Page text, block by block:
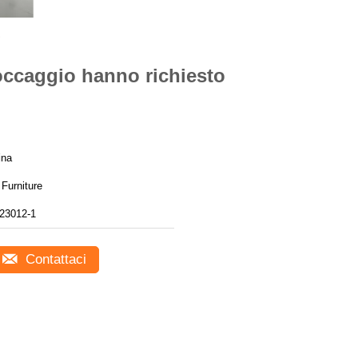
hanno richiesto
1
Contattaci